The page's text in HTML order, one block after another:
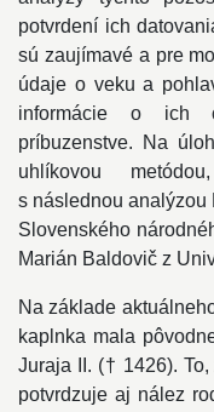
potvrdení ich
sú zaujímavé a pre
údaje o veku a
informácie o ich
príbuzenstve. Na
uhlíkovou
s následnou analýzou
Slovenského
Marián Baldovič z
Na základe
kaplnka mala
Juraja II. († 1426).
potvrdzuje aj nález